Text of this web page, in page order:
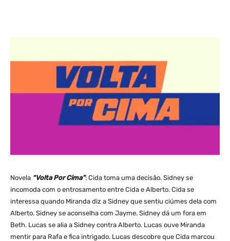
Novela “Volta Por Cima”: Cida toma uma decisão. Sidney se
incomoda com o entrosamento entre Cida e Alberto. Cida se
interessa quando Miranda diz a Sidney que sentiu ciúmes dela com
Alberto. Sidney se aconselha com Jayme. Sidney dá um fora em
Beth. Lucas se alia a Sidney contra Alberto. Lucas ouve Miranda
mentir para Rafa e fica intrigado. Lucas descobre que Cida marcou